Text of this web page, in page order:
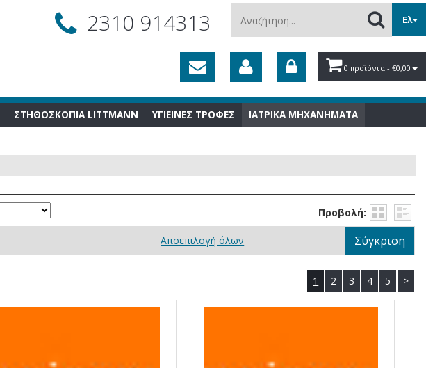
2310 914313
Αναζήτηση...
Ελ
0 προϊόντα - €0,00
ΣΤΗΘΟΣΚΟΠΙΑ LITTMANN ΥΓΙΕΙΝΕΣ ΤΡΟΦΕΣ ΙΑΤΡΙΚΑ ΜΗΧΑΝΗΜΑΤΑ
Προβολή:
Αποεπιλογή όλων Σύγκριση
1 2 3 4 5 >